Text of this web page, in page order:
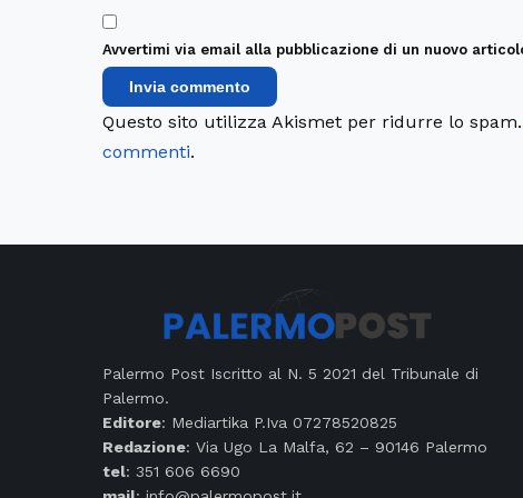
Avvertimi via email alla pubblicazione di un nuovo
Questo sito utilizza Akismet per ridurre lo spam.
commenti.
Palermo Post Iscritto al N. 5 2021 del Tribunale di
Palermo.
Editore: Mediartika P.Iva 07278520825
Redazione: Via Ugo La Malfa, 62 – 90146 Palermo
tel: 351 606 6690